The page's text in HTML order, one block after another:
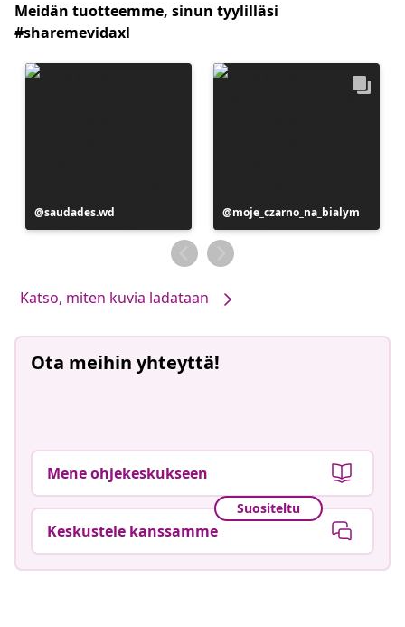
Meidän tuotteemme, sinun tyylilläsi
#sharemevidaxl
Julkaissut
saudades.wd Julkaissut
moje_czarno_na_bialym
Katso, miten kuvia ladataan
Ota meihin yhteyttä!
Mene ohjekeskukseen
Suositeltu
Keskustele kanssamme